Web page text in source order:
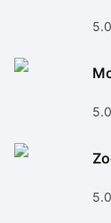
5.0
5.0
5.0